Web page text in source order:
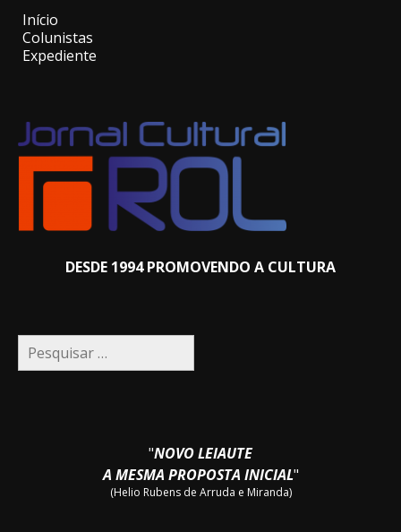
Início
Colunistas
Expediente
DESDE 1994 PROMOVENDO A CULTURA
Pesquisar
por:
"NOVO LEIAUTE
A MESMA PROPOSTA INICIAL"
(Helio Rubens de Arruda e Miranda)